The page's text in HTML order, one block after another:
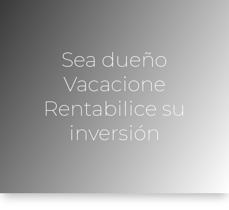
Sea dueño
Vacacione
Rentabilice su
inversión